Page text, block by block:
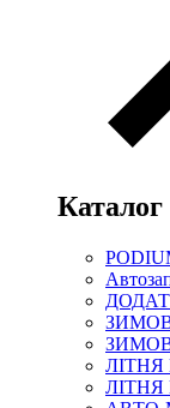
Каталог
ЗИМОВІ